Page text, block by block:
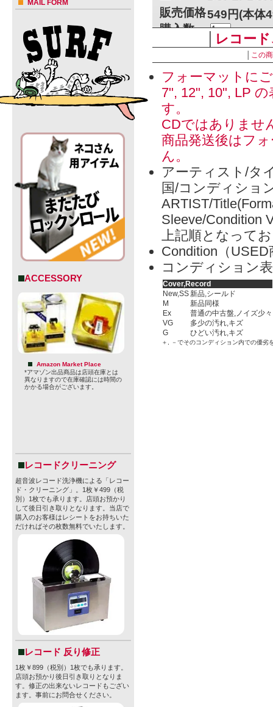
MAIL FORM
ACCESSORY
Amazon Market Place
*アマゾン出品商品は店頭在庫とは
異なりますので在庫確認には時間の
かかる場合がございます。
レコードクリーニング
超音波レコード洗浄機による「レコー
ド・クリーニング」。1枚￥499（税
別）1枚でも承ります。店頭お預かり
して後日引き取りとなります。当店で
購入のお客様はレシートをお持ちいた
だければその枚数無料でいたします。
レコード 反り修正
1枚￥899（税別）1枚でも承ります。
店頭お預かり後日引き取りとなりま
す。修正の出来ないレコードもござい
ます。事前にお問合せください。
販売価格549円(本体
購入数
» 特定商取引法に
レコー
この
フォーマットに
7", 12", 10", LP
す。
CDではありませ
商品発送後はフ
ん。
アーティスト/タ
国/コンディショ
ARTIST/
Sleeve/Condition
上記順となって
Condition（
コンディション
Cover,Record
New,SS新品,シールド
M
新品同様
Ex
普通の中古盤,ノイズ少々
VG
多少の汚れ,キズ
G
ひどい汚れ,キズ
＋, －でそのコンディション内での優劣